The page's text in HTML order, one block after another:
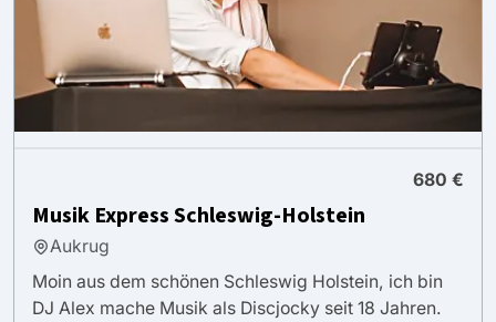
680 €
Musik Express Schleswig-Holstein
Aukrug
Moin aus dem schönen Schleswig Holstein, ich bin
DJ Alex mache Musik als Discjocky seit 18 Jahren.